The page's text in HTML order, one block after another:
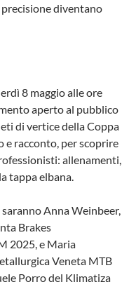
diventano
8 maggio alle ore
aperto al pubblico
di vertice della Coppa
racconto, per scoprire
allenamenti,
tappa elbana.
Anna Weinbeer,
Brakes
2025, e Maria
Veneta MTB
Porro del Klimatiza